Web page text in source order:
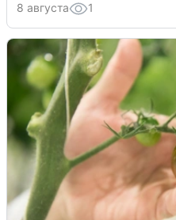
8 августа 1